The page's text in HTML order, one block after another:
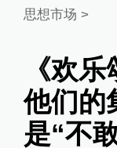
思想市场 >
《欢
他们的
是“不